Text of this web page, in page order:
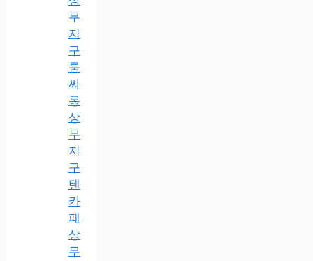
무
지
구
룸
싸
롱
상
무
지
구
텐
카
페
상
무